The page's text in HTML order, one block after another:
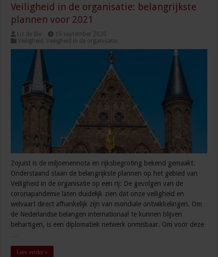
Veiligheid in de organisatie: belangrijkste
plannen voor 2021
Liz de Bie
15 september 2020
Veiligheid
,Veiligheid in de organisatie
Zojuist is de miljoenennota en rijksbegroting bekend gemaakt.
Onderstaand staan de belangrijkste plannen op het gebied van
Veiligheid in de organisatie op een rij: De gevolgen van de
coronapandemie laten duidelijk zien dat onze veiligheid en
welvaart direct afhankelijk zijn van mondiale ontwikkelingen. Om
de Nederlandse belangen internationaal te kunnen blijven
behartigen, is een diplomatiek netwerk onmisbaar. Om voor deze
…
Lees verder »